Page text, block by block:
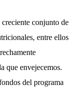
conjunto de
entre ellos
que envejecemos.
del programa